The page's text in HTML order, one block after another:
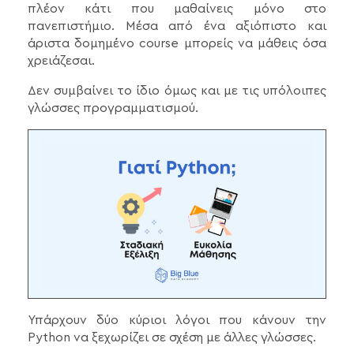
πλέον κάτι που μαθαίνεις μόνο στο
πανεπιστήμιο. Μέσα από ένα αξιόπιστο και
άριστα δομημένο course μπορείς να μάθεις όσα
χρειάζεσαι.
Δεν συμβαίνει το ίδιο όμως και με τις υπόλοιπες
γλώσσες προγραμματισμού.
Υπάρχουν δύο κύριοι λόγοι που κάνουν την
Python να ξεχωρίζει σε σχέση με άλλες γλώσσες.